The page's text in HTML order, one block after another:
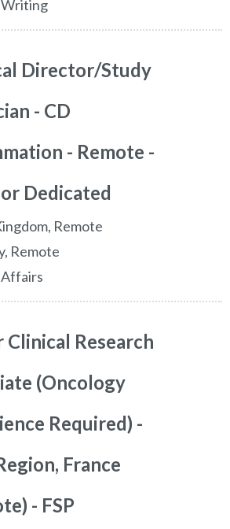
Director/Study
- CD
- Remote -
Dedicated
Remote
Remote
Clinical Research
(Oncology
Required) -
France
- FSP